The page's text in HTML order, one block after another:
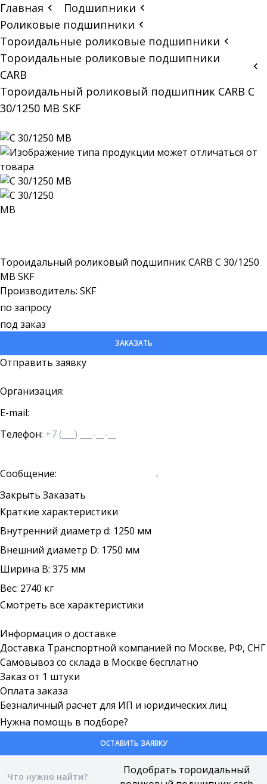
Главная
Подшипники
Роликовые подшипники
Тороидальные роликовые подшипники
Тороидальные роликовые подшипники
CARB
Тороидальный роликовый подшипник CARB C
30/1250 MB SKF
Тороидальный роликовый подшипник CARB C 30/1250
MB SKF
Производитель: SKF
по запросу
под заказ
ЗАКАЗАТЬ
Отправить заявку
Организация:
E-mail:
Телефон:
Сообщение:
Закрыть Заказать
Краткие характеристики
Внутренний диаметр d: 1250 мм
Внешний диаметр D: 1750 мм
Ширина B: 375 мм
Вес: 2740 кг
Смотреть все характеристики
Информация о доставке
Доставка Транспортной компанией по Москве, РФ, СНГ
Самовывоз со склада в Москве бесплатно
Заказ от 1 штуки
Оплата заказа
Безналичный расчет для ИП и юридических лиц
Нужна помощь в подборе?
ОСТАВИТЬ ЗАЯВКУ